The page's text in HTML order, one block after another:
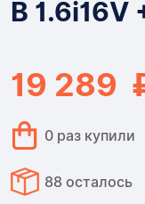
OPEL
B
1.6i16V
+
Max
19 289
B 1.6i16V
0 раз купили
88 осталось